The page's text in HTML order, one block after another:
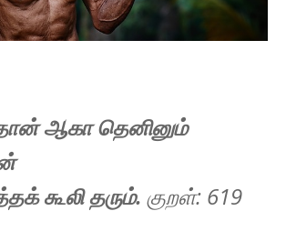
ஆகா தெனினும்
கூலி தரும். குறள்: 619